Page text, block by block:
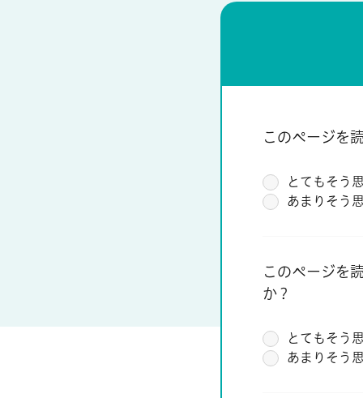
このページを
とてもそう
あまりそう
このページを
か？
とてもそう
あまりそう